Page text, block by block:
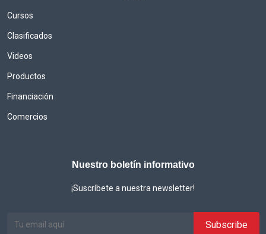
Cursos
Clasificados
Videos
Productos
Financiación
Comercios
Nuestro boletín informativo
¡Suscríbete a nuestra newsletter!